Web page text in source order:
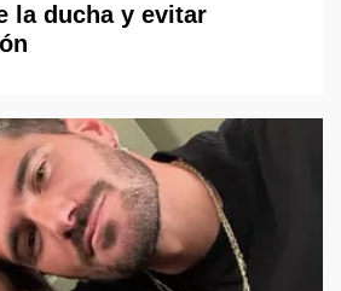
la ducha y evitar